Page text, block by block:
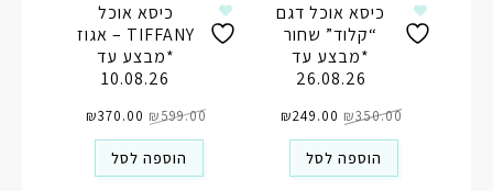
כיסא אוכל
TIFFANY – אגוז
*מבצע עד
10.08.26
₪599.00 המקורי
היה:
₪599.00.
₪370.00 הנוכחי
הוא:
הוספה לסל
כיסא אוכל דגם
“קלוד” שחור
*מבצע עד
26.08.26
₪350.00 המקורי
היה:
₪350.00.
₪249.00 הנוכחי
הוא:
הוספה לסל